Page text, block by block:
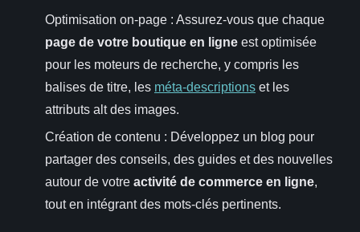
Optimisation on-page : Assurez-vous que chaque
page de votre boutique en ligne est optimisée
pour les moteurs de recherche, y compris les
balises de titre, les méta-descriptions et les
attributs alt des images.
Création de contenu : Développez un blog pour
partager des conseils, des guides et des nouvelles
autour de votre activité de commerce en ligne,
tout en intégrant des mots-clés pertinents.